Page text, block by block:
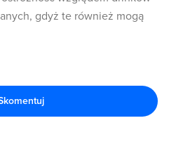
gdyż te również mogą